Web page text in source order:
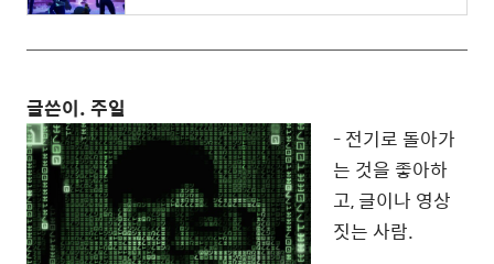
글쓴이. 주일
- 전기로 돌아가
는 것을 좋아하
고, 글이나 영상
짓는 사람.